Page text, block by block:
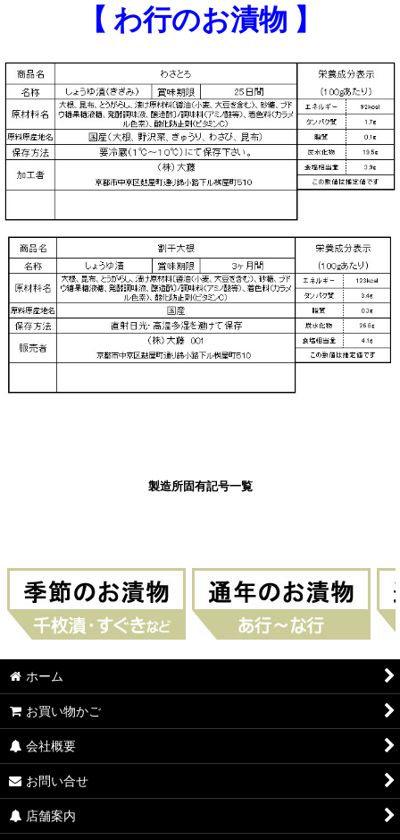
【 わ行のお漬物 】
製造所固有記号一覧
ホーム
お買い物かご
会社概要
お問い合せ
店舗案内